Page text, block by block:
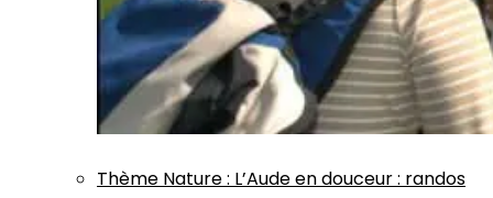
Thème Nature: L’Aude en douceur : randos